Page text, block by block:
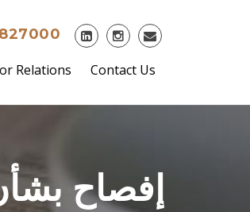
Relations Contact Us
إفصاح